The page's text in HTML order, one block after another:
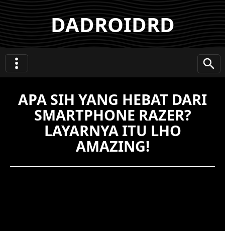
DADROIDRD
APA SIH YANG HEBAT DARI
SMARTPHONE RAZER?
LAYARNYA ITU LHO
AMAZING!